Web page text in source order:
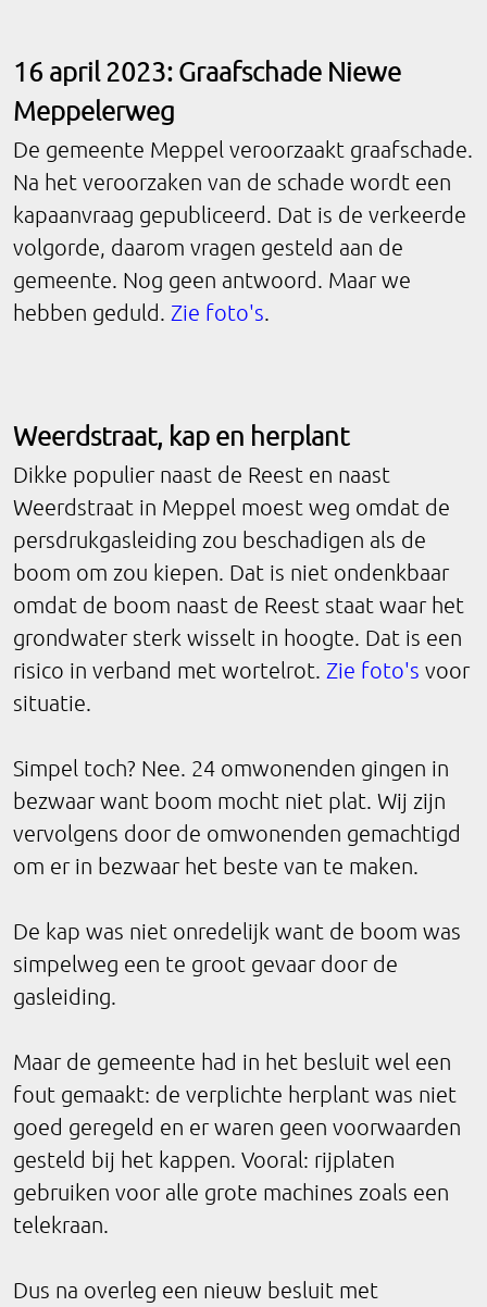
16 april 2023: Graafschade Niewe
Meppelerweg
De gemeente Meppel veroorzaakt graafschade.
Na het veroorzaken van de schade wordt een
kapaanvraag gepubliceerd. Dat is de verkeerde
volgorde, daarom vragen gesteld aan de
gemeente. Nog geen antwoord. Maar we
hebben geduld. Zie foto's.
Weerdstraat, kap en herplant
Dikke populier naast de Reest en naast
Weerdstraat in Meppel moest weg omdat de
persdrukgasleiding zou beschadigen als de
boom om zou kiepen. Dat is niet ondenkbaar
omdat de boom naast de Reest staat waar het
grondwater sterk wisselt in hoogte. Dat is een
risico in verband met wortelrot. Zie foto's voor
situatie.
Simpel toch? Nee. 24 omwonenden gingen in
bezwaar want boom mocht niet plat. Wij zijn
vervolgens door de omwonenden gemachtigd
om er in bezwaar het beste van te maken.
De kap was niet onredelijk want de boom was
simpelweg een te groot gevaar door de
gasleiding.
Maar de gemeente had in het besluit wel een
fout gemaakt: de verplichte herplant was niet
goed geregeld en er waren geen voorwaarden
gesteld bij het kappen. Vooral: rijplaten
gebruiken voor alle grote machines zoals een
telekraan.
Dus na overleg een nieuw besluit met